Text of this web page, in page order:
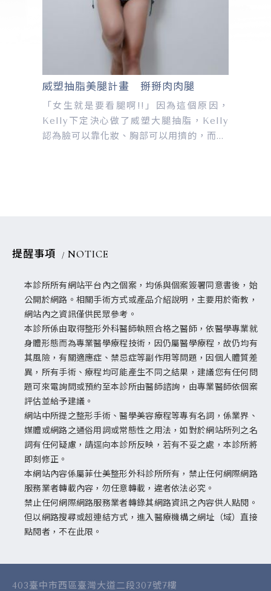
威塑抽脂美腿計畫 掰掰肉肉腿
「女生就是要看腿啊!!」因為這個原因，
Kelly下定決心做了威塑大腿抽脂，Kelly
認為臉可以靠化妝、胸部可以用擠的，而...
提醒事項 NOTICE
本診所所有網站平台內之個案，均係與個案簽署同意書後，始
公開於網路。相關手術方式或產品介紹說明，主要用於衛教，
網站內之資訊僅供民眾參考。
本診所係由取得整形外科醫師執照合格之醫師，依醫學專業就
身體形態而為專業醫學療程技術，因仍屬醫學療程，故仍均有
其風險，有關適應症、禁忌症等副作用等問題，因個人體質差
異，所有手術、療程均可能產生不同之結果，建議您有任何問
題可來電詢問或預約至本診所由醫師諮詢，由專業醫師依個案
評估並給予建議。
網站中所提之整形手術、醫學美容療程等專有名詞，係業界、
媒體或網路之通俗用詞或常態性之用法，如對於網站所列之名
詞有任何疑慮，請逕向本診所反映，若有不妥之處，本診所將
即刻修正。
本網站內容係屬菲仕美整形外科診所所有，禁止任何網際網路
服務業者轉載內容，勿任意轉載，違者依法必究。
禁止任何網際網路服務業者轉錄其網路資訊之內容供人點閱。
但以網路搜尋或超連結方式，進入醫療機構之網址（域）直接
點閱者，不在此限。
403臺中市西區臺灣大道二段307號7樓